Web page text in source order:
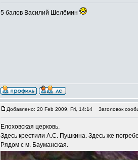
5 балов Василий Шелёмин
Добавлено: 20 Feb 2009, Fri, 14:14 Заголовок
Елоховская церковь.
Здесь крестили А.С. Пушкина. Здесь же
Рядом с м. Бауманская.